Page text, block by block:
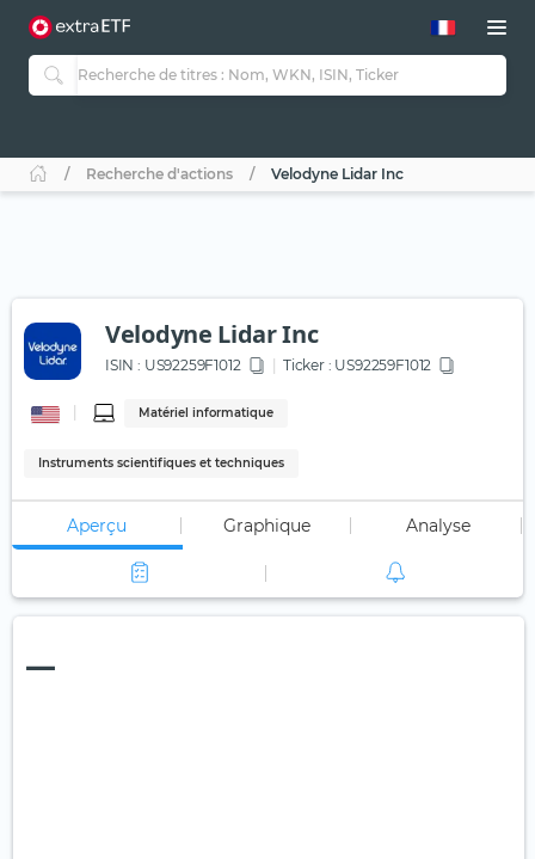
Recherche d'actions Velodyne Lidar Inc
Velodyne Lidar Inc
ISIN : US92259F1012 Ticker : US92259F1012
Matériel informatique
Instruments scientifiques et techniques
Aperçu Graphique Analyse
—